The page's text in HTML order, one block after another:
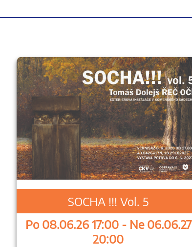
SOCHA !!! Vol. 5
Po 08.06.26 17:00 - Ne 06.06.27
20:00